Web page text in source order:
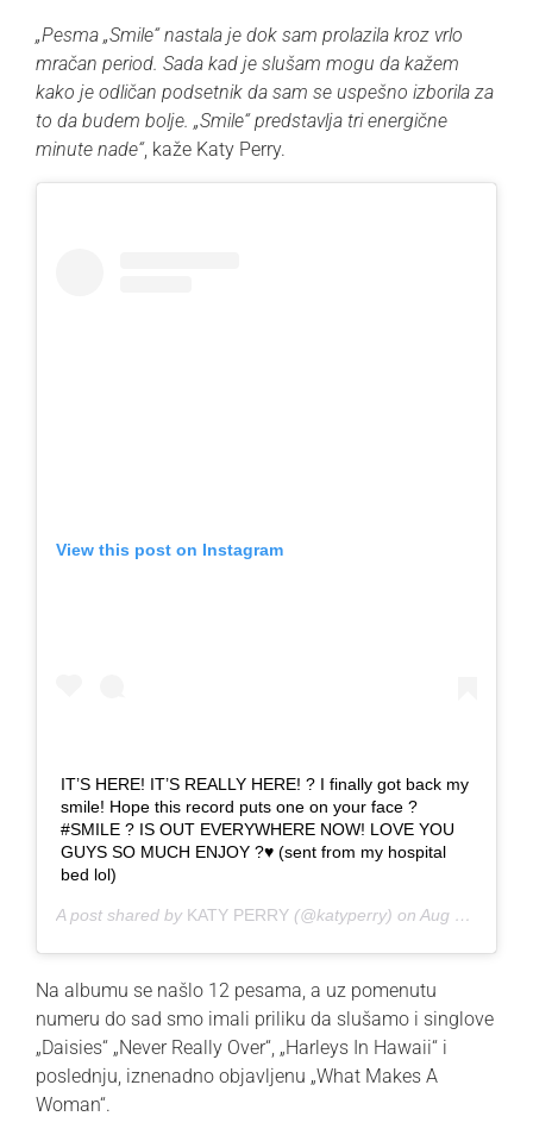
„Pesma „Smile“ nastala je dok sam prolazila kroz vrlo
mračan period. Sada kad je slušam mogu da kažem
kako je odličan podsetnik da sam se uspešno izborila za
to da budem bolje. „Smile“ predstavlja tri energične
minute nade“, kaže Katy Perry.
View this post on Instagram
IT’S HERE! IT’S REALLY HERE! ? I finally got back my
smile! Hope this record puts one on your face ?
#SMILE ? IS OUT EVERYWHERE NOW! LOVE YOU
GUYS SO MUCH ENJOY ?♥️ (sent from my hospital
bed lol)
A post shared by KATY PERRY (@katyperry) on Aug 27, 2020 at 9:01pm PDT
Na albumu se našlo 12 pesama, a uz pomenutu
numeru do sad smo imali priliku da slušamo i singlove
„Daisies“ „Never Really Over“, „Harleys In Hawaii“ i
poslednju, iznenadno objavljenu „What Makes A
Woman“.